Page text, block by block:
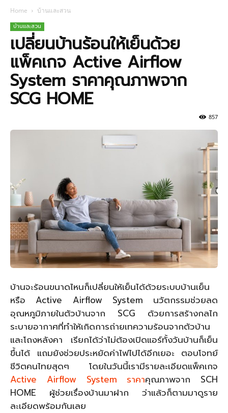
Home บ้านและสวน
บ้านและสวน
เปลี่ยนบ้านร้อนให้เย็นด้วย
แพ็คเกจ Active Airflow
System ราคาคุณภาพจาก
SCG HOME
857
บ้านจะร้อนขนาดไหนก็เปลี่ยนให้เย็นได้ด้วยระบบบ้านเย็น
หรือ Active Airflow System นวัตกรรมช่วยลด
อุณหภูมิภายในตัวบ้านจาก SCG ด้วยการสร้างกลไก
ระบายอากาศที่ทำให้เกิดการถ่ายเทความร้อนจากตัวบ้าน
และโถงหลังคา เรียกได้ว่าไม่ต้องเปิดแอร์ทั้งวันบ้านก็เย็น
ขึ้นได้ แถมยังช่วยประหยัดค่าไฟไปได้อีกเยอะ ตอบโจทย์
ชีวิตคนไทยสุดๆ โดยในวันนี้เรามีรายละเอียดแพ็คเกจ
Active Airflow System ราคาคุณภาพจาก SCH
HOME ผู้ช่วยเรื่องบ้านมาฝาก ว่าแล้วก็ตามมาดูราย
ละเอียดพร้อมกันเลย